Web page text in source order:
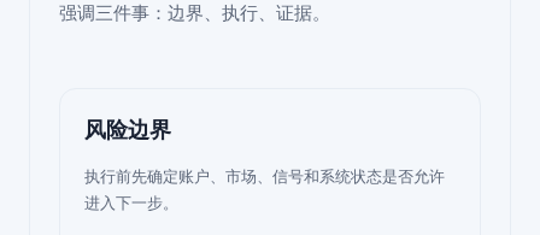
强调三件事：边界、执行、证据。
风险边界
执行前先确定账户、市场、信号和系统状态是否允许
进入下一步。